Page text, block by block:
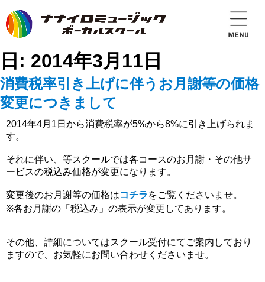
日: 2014年3月11日
消費税率引き上げに伴うお月謝等の価格
変更につきまして
2014年4月1日から消費税率が5%から8%に引き上げられま
す。
それに伴い、等スクールでは各コースのお月謝・その他サ
ービスの税込み価格が変更になります。
変更後のお月謝等の価格はコチラ をご覧くださいませ。
※各お月謝の「税込み」の表示が変更してあります。
その他、詳細についてはスクール受付にてご案内しており
ますので、お気軽にお問い合わせくださいませ。